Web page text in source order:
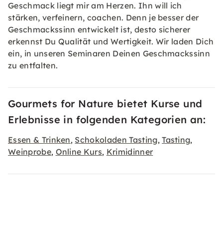
Geschmack liegt mir am Herzen. Ihn will ich
stärken, verfeinern, coachen. Denn je besser der
Geschmackssinn entwickelt ist, desto sicherer
erkennst Du Qualität und Wertigkeit. Wir laden Dich
ein, in unseren Seminaren Deinen Geschmackssinn
zu entfalten.
Gourmets for Nature bietet Kurse und
Erlebnisse in folgenden Kategorien an:
Essen & Trinken, Schokoladen Tasting,Tasting,
Weinprobe, Online Kurs, Krimidinner